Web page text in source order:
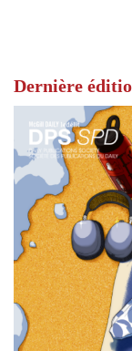
Dernière